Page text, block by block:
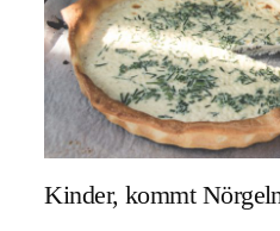
Kinder, kommt